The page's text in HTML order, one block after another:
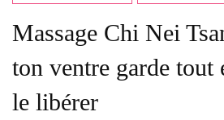
Massage Chi Nei
ton ventre garde tout
le libérer